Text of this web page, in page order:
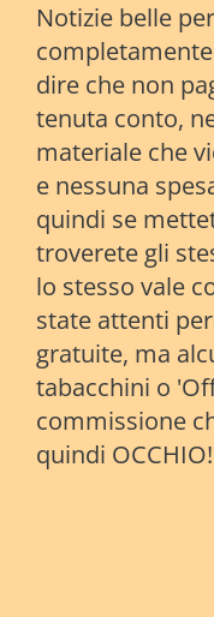
Notizie belle
dire che non
tenuta conto,
materiale che
e nessuna
quindi se
troverete gli
lo stesso vale
state attenti
gratuite, ma
tabacchini o
commissione
quindi OCCHIO!